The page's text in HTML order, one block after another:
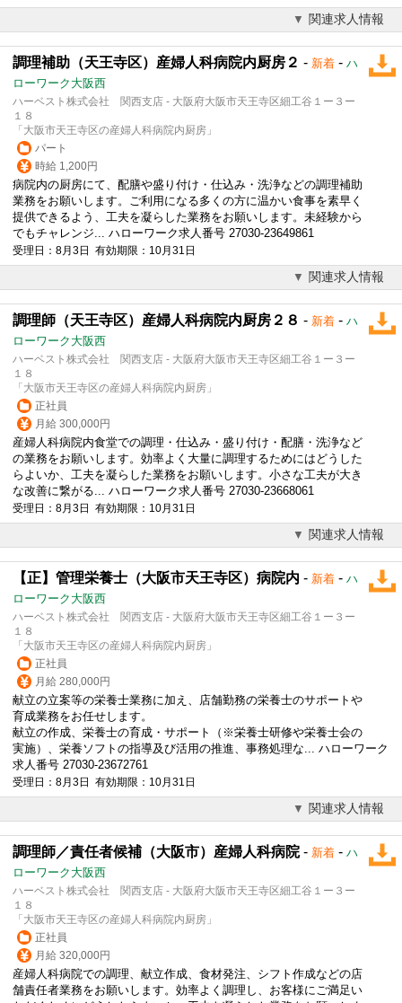
関連求人情報
調理補助（天王寺区）産婦人科病院内厨房２ - 新着 - ハ
ローワーク大阪西
ハーベスト株式会社 関西支店 - 大阪府大阪市天王寺区細工谷１ー３ー
１８
「大阪市天王寺区の産婦人科病院内厨房」
パート
時給 1,200円
病院内の厨房にて、配膳や盛り付け・仕込み・洗浄などの調理補助
業務をお願いします。ご利用になる多くの方に温かい食事を素早く
提供できるよう、工夫を凝らした業務をお願いします。未経験から
でもチャレンジ... ハローワーク求人番号 27030-23649861
受理日：8月3日 有効期限：10月31日
関連求人情報
調理師（天王寺区）産婦人科病院内厨房２８ - 新着 - ハ
ローワーク大阪西
ハーベスト株式会社 関西支店 - 大阪府大阪市天王寺区細工谷１ー３ー
１８
「大阪市天王寺区の産婦人科病院内厨房」
正社員
月給 300,000円
産婦人科病院内食堂での調理・仕込み・盛り付け・配膳・洗浄など
の業務をお願いします。効率よく大量に調理するためにはどうした
らよいか、工夫を凝らした業務をお願いします。小さな工夫が大き
な改善に繋がる... ハローワーク求人番号 27030-23668061
受理日：8月3日 有効期限：10月31日
関連求人情報
【正】管理栄養士（大阪市天王寺区）病院内 - 新着 - ハ
ローワーク大阪西
ハーベスト株式会社 関西支店 - 大阪府大阪市天王寺区細工谷１ー３ー
１８
「大阪市天王寺区の産婦人科病院内厨房」
正社員
月給 280,000円
献立の立案等の栄養士業務に加え、店舗勤務の栄養士のサポートや
育成業務をお任せします。
献立の作成、栄養士の育成・サポート（※栄養士研修や栄養士会の
実施）、栄養ソフトの指導及び活用の推進、事務処理な... ハローワーク
求人番号 27030-23672761
受理日：8月3日 有効期限：10月31日
関連求人情報
調理師／責任者候補（大阪市）産婦人科病院- 新着 - ハ
ローワーク大阪西
ハーベスト株式会社 関西支店 - 大阪府大阪市天王寺区細工谷１ー３ー
１８
「大阪市天王寺区の産婦人科病院内厨房」
正社員
月給 320,000円
産婦人科病院での調理、献立作成、食材発注、シフト作成などの店
舗責任者業務をお願いします。効率よく調理し、お客様にご満足い